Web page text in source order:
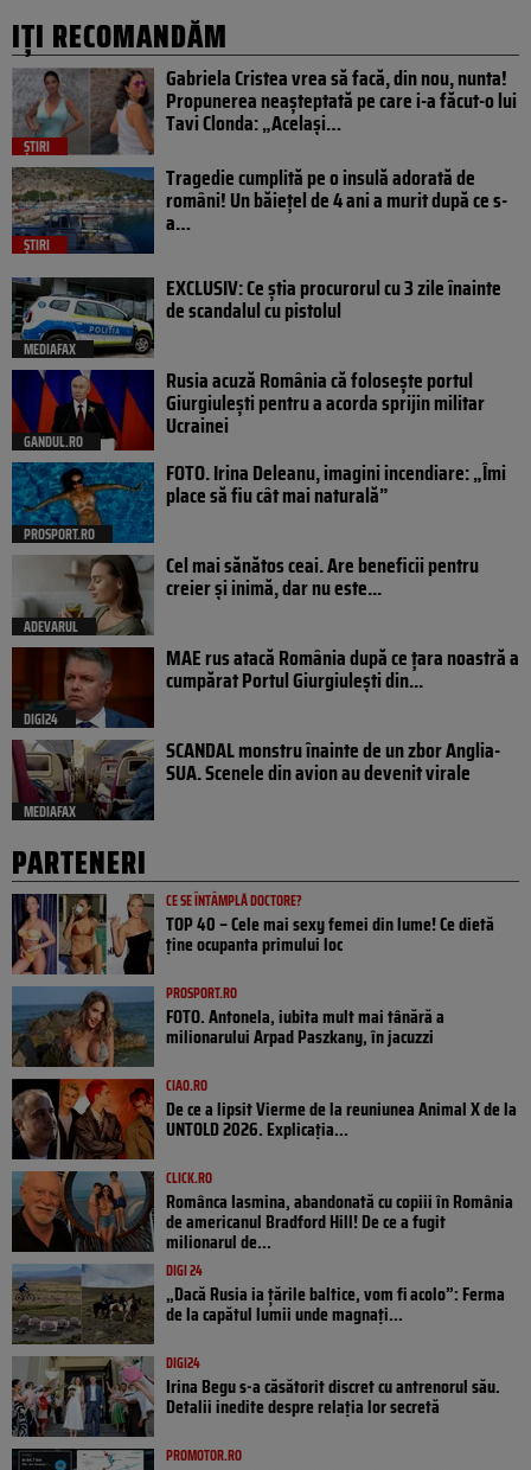
IȚI RECOMANDĂM
ȘTIRI
Gabriela Cristea vrea să facă, din nou, nunta!
Propunerea neașteptată pe care i-a făcut-o lui
Tavi Clonda: „Același…
ȘTIRI
Tragedie cumplită pe o insulă adorată de
români! Un băiețel de 4 ani a murit după ce s-
a…
MEDIAFAX
EXCLUSIV: Ce știa procurorul cu 3 zile înainte
de scandalul cu pistolul
GANDUL.RO
Rusia acuză România că folosește portul
Giurgiulești pentru a acorda sprijin militar
Ucrainei
PROSPORT.RO
FOTO. Irina Deleanu, imagini incendiare: „Îmi
place să fiu cât mai naturală”
ADEVARUL
Cel mai sănătos ceai. Are beneficii pentru
creier și inimă, dar nu este...
DIGI24
MAE rus atacă România după ce țara noastră a
cumpărat Portul Giurgiulești din...
MEDIAFAX
SCANDAL monstru înainte de un zbor Anglia-
SUA. Scenele din avion au devenit virale
PARTENERI
CE SE ÎNTÂMPLĂ DOCTORE?
TOP 40 – Cele mai sexy femei din lume! Ce dietă
ține ocupanta primului loc
PROSPORT.RO
FOTO. Antonela, iubita mult mai tânără a
milionarului Arpad Paszkany, în jacuzzi
CIAO.RO
De ce a lipsit Vierme de la reuniunea Animal X de la
UNTOLD 2026. Explicația...
CLICK.RO
Românca Iasmina, abandonată cu copiii în România
de americanul Bradford Hill! De ce a fugit
milionarul de...
DIGI 24
„Dacă Rusia ia țările baltice, vom fi acolo”: Ferma
de la capătul lumii unde magnați...
DIGI24
Irina Begu s-a căsătorit discret cu antrenorul său.
Detalii inedite despre relația lor secretă
PROMOTOR.RO